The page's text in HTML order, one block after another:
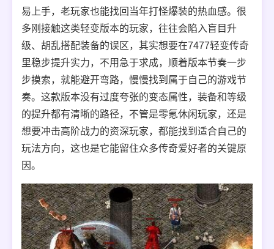
易上手，老玩家也能找回当年打怪爆装的热血感。很
多刚接触这类轻变版本的玩家，往往会陷入盲目升
级、胡乱搭配装备的误区，其实想要在7477轻变传奇
里稳步提升实力，不用急于求成，顺着版本节奏一步
步摸索，就能避开弯路，慢慢找到属于自己的游戏节
奏。这款版本没有过度夸张的变态属性，装备和等级
的提升都有清晰的路径，不管是零氪休闲玩家，还是
想要冲击高阶战力的资深玩家，都能找到适合自己的
玩法方向，这也是它能留住众多传奇爱好者的关键原
因。